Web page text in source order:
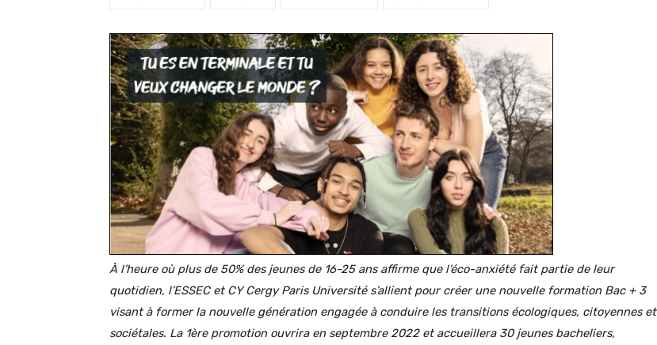
À l’heure où plus de 50% des jeunes de 16-25 ans affirme que l’éco-anxiété fait partie de leur
quotidien, l’ESSEC et CY Cergy Paris Université s’allient pour créer une nouvelle formation Bac + 3
visant à former la nouvelle génération engagée à conduire les transitions écologiques, citoyennes et
sociétales. La 1ère promotion ouvrira en septembre 2022 et accueillera 30 jeunes bacheliers,